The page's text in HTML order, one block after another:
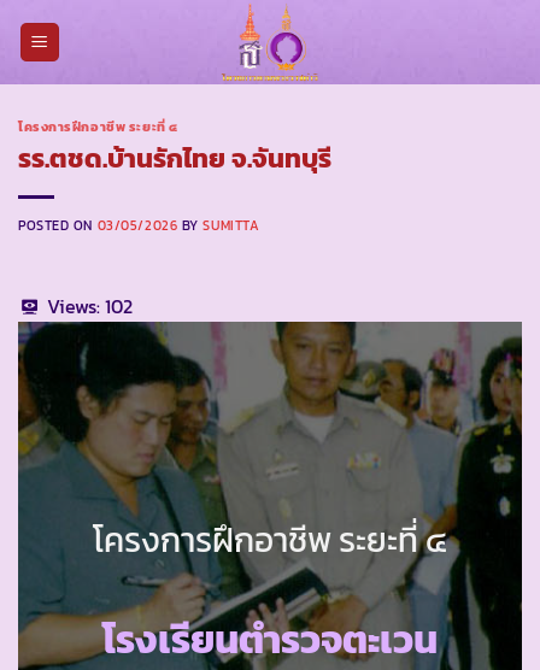
โครงการฝึกอาชีพ ระยะที่ ๔
รร.ตชด.บ้านรักไทย จ.จันทบุรี
POSTED ON 03/05/2026 BYSUMITTA
Views:102
โครงการฝึกอาชีพ ระยะที่ ๔
โรงเรียนตำรวจตะเวน